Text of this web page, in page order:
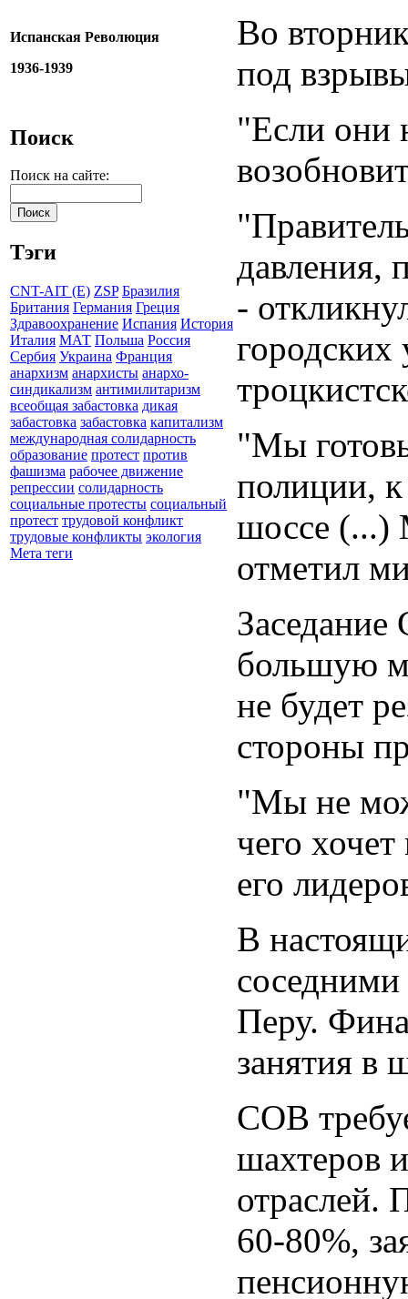
Испанская Революция
1936-1939
Поиск
Поиск на сайте:
Тэги
CNT-AIT (E) ZSP Бразилия
Британия Германия Греция
Здравоохранение Испания История
Италия МАТ Польша Россия
Сербия Украина Франция
анархизм анархисты анархо-
синдикализм антимилитаризм
всеобщая забастовка дикая
забастовка забастовка капитализм
международная солидарность
образование протест против
фашизма рабочее движение
репрессии солидарность
социальные протесты социальный
протест трудовой конфликт
трудовые конфликты экология
Мета теги
Во
под
"Если они
давления,
-
"Мы
полиции,
шоссе (...)
отметил
большую
не будет
стороны
"Мы не
чего
его
В
Перу.
занятия в
СОВ
шахтеров
отраслей.
60-80%,